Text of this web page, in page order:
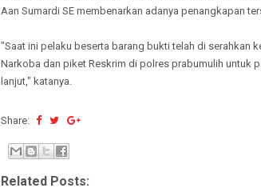
Aan Sumardi SE membenarkan adanya penangkapan
"Saat ini pelaku beserta barang bukti telah di serahkan
Narkoba dan piket Reskrim di polres prabumulih untuk
lanjut," katanya.
Share:
Related Posts: